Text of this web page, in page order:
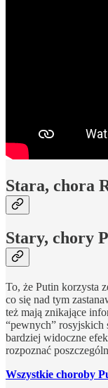
Stara, chora
Stary, chory
To, że Putin korzysta
co się nad tym
też mają znikające
“pewnych” rosyjskich
bardziej widoczne
rozpoznać
Wszystkie choroby